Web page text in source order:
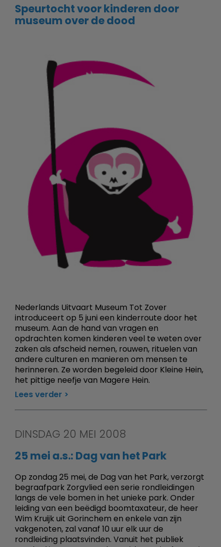
Speurtocht voor kinderen door
museum over de dood
Nederlands Uitvaart Museum Tot Zover
introduceert op 5 juni een kinderroute door het
museum. Aan de hand van vragen en
opdrachten komen kinderen veel te weten over
zaken als afscheid nemen, rouwen, rituelen van
andere culturen en manieren om mensen te
herinneren. Ze worden begeleid door Kleine Hein,
het pittige neefje van Magere Hein.
Lees verder
DINSDAG 20 MEI 2008
25 mei a.s.: Dag van het Park
Op zondag 25 mei, de Dag van het Park, verzorgt
begraafpark Zorgvlied een serie rondleidingen
langs de vele bomen in het unieke park. Onder
leiding van een beëdigd boomtaxateur, de heer
Wim Kruijk uit Gorinchem en enkele van zijn
vakgenoten, zal vanaf 10 uur elk uur de
rondleiding plaatsvinden. Vanuit het publiek